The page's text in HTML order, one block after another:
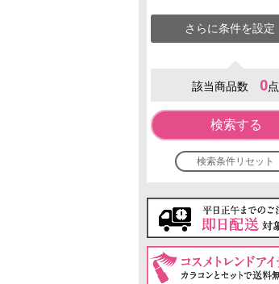
さらに条件を設定
該当商品数 0点
検索する
検索条件リセット